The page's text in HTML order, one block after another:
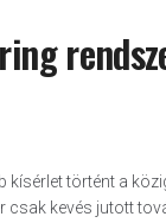
kísérlet történt a
kevés jutott